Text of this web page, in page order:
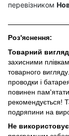
перевізником
Роз'яснення:
Товарний вигляд
захисними
товарного
проводки і
повинен
рекомендується!
подряпини на
Не